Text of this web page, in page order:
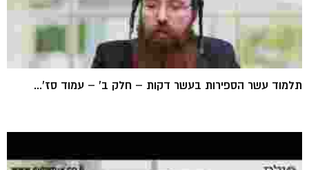
תלמוד עשר הספירות בעשר דקות – חלק ב' – עמוד סז'...